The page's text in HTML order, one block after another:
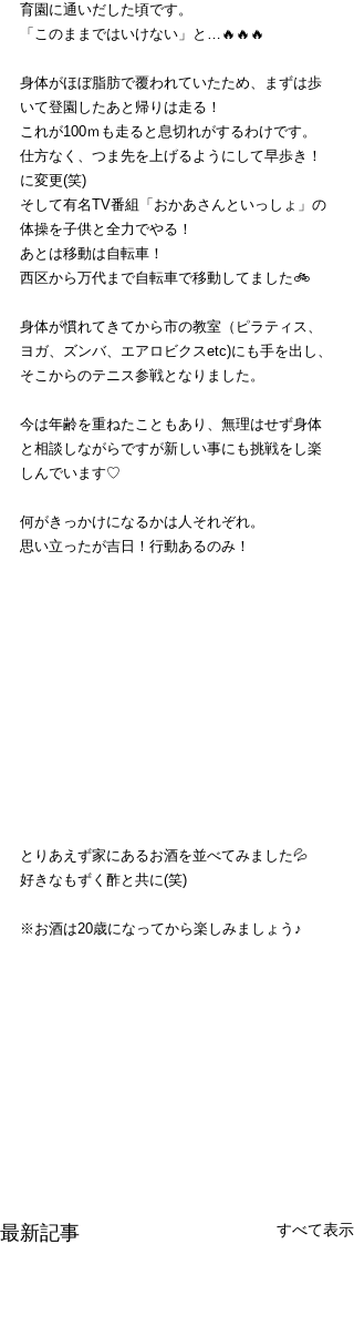
育園に通いだした頃です。
「このままではいけない」と…🔥🔥🔥
身体がほぼ脂肪で覆われていたため、まずは歩
いて登園したあと帰りは走る！
これが100ｍも走ると息切れがするわけです。
仕方なく、つま先を上げるようにして早歩き！
に変更(笑)
そして有名TV番組「おかあさんといっしょ」の
体操を子供と全力でやる！
あとは移動は自転車！
西区から万代まで自転車で移動してました🚲
身体が慣れてきてから市の教室（ピラティス、
ヨガ、ズンバ、エアロビクスetc)にも手を出し、
そこからのテニス参戦となりました。
今は年齢を重ねたこともあり、無理はせず身体
と相談しながらですが新しい事にも挑戦をし楽
しんでいます♡
何がきっかけになるかは人それぞれ。
思い立ったが吉日！行動あるのみ！
とりあえず家にあるお酒を並べてみました💦
好きなもずく酢と共に(笑)
※お酒は20歳になってから楽しみましょう♪
最新記事 すべて表示